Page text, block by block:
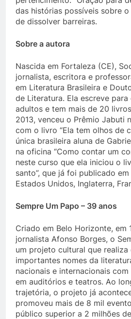
das histórias possíveis sobre
de dissolver barreiras.
Sobre a autora
Nascida em Fortaleza (CE),
jornalista, escritora e
em Literatura Brasileira e
de Literatura. Ela escreve
adultos e tem mais de 20
2013, venceu o Prêmio Jabuti
com o livro “Ela tem olhos de
única brasileira aluna de
na oficina “Como contar um
neste curso que ela iniciou o
santo”, que já foi publicado
Estados Unidos, Inglaterra,
Sempre Um Papo – 39 anos
Criado em Belo Horizonte, em
jornalista Afonso Borges, o
um projeto cultural que
importantes nomes da
nacionais e internacionais
em auditórios e teatros. Ao
trajetória, o projeto já
promoveu mais de 8 mil
público superior a 2 milhões